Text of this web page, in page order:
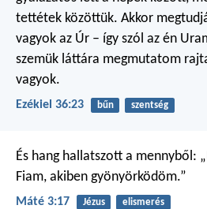
tettétek közöttük. Akkor
vagyok az Úr – így szól az én
szemük láttára megmutatom
vagyok.
Ezékiel 36:23 bűn szentség
És hang hallatszott a mennyből:
Fiam, akiben gyönyörködöm.”
Máté 3:17 Jézus elismerés